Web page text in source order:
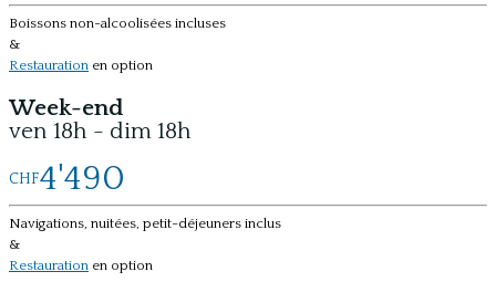
Boissons non-alcoolisées incluses
&
Restauration en option
Week-end
ven 18h - dim 18h
CHF4'490
Navigations, nuitées, petit-déjeuners inclus
&
Restauration en option